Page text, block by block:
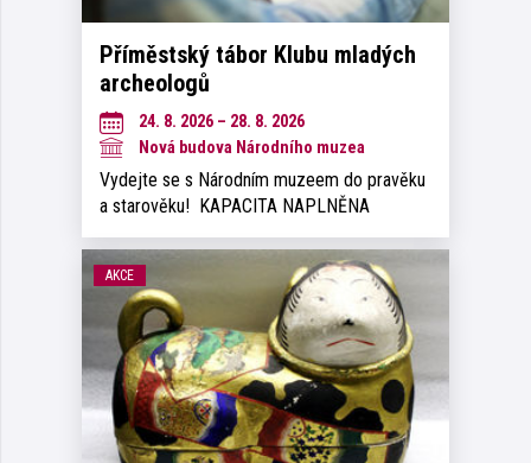
Příměstský tábor Klubu mladých
archeologů
24. 8. 2026 – 28. 8. 2026
Nová budova Národního muzea
Vydejte se s Národním muzeem do pravěku
a starověku! KAPACITA NAPLNĚNA
AKCE